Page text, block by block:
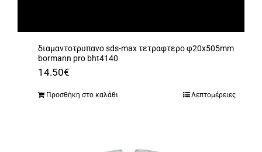
διαμαντοτρυπανο sds-max τετραφτερο φ20x505mm
bormann pro bht4140
14.50€
Προσθήκη στο καλάθι Λεπτομέρειες